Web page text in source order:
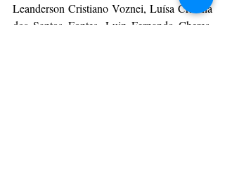
Leanderson Cristiano Voznei, Luísa Cristina
dos Santos Fontes, Luiz Fernando Cheres,